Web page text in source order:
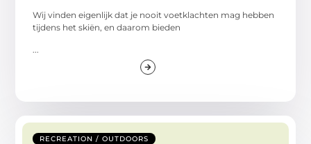
Wij vinden eigenlijk dat je nooit voetklachten mag hebben
tijdens het skiën, en daarom bieden
RECREATION / OUTDOORS